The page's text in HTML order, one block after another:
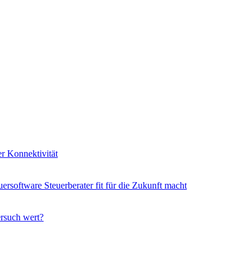
Konnektivität
Steuerberater fit für die Zukunft macht
wert?